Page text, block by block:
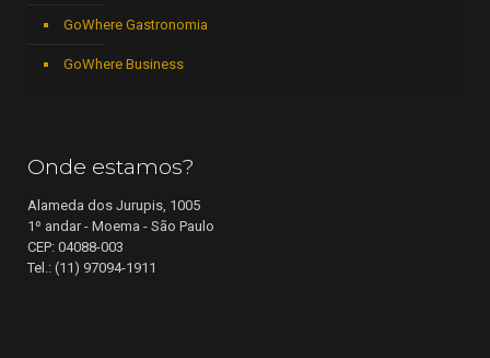
GoWhere Gastronomia
GoWhere Business
Onde estamos?
Alameda dos Jurupis, 1005
1º andar - Moema - São Paulo
CEP: 04088-003
Tel.: (11) 97094-1911